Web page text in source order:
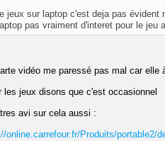
jeux sur laptop c'est deja pas
pas vraiment d'interet pour le jeu
vidéo me paressé pas mal car elle
les jeux disons que c'est occasionnel
avi sur cela aussi :
online.carrefour.fr/Produits/portable2/